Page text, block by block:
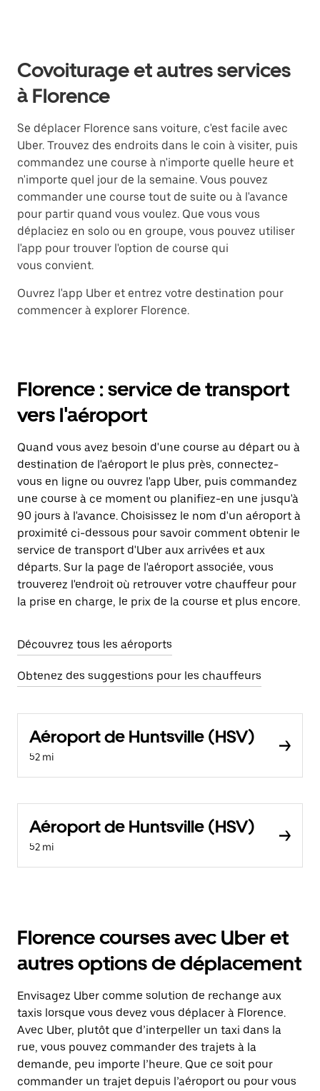
Covoiturage et autres services
à Florence
Se déplacer Florence sans voiture, c'est facile avec
Uber. Trouvez des endroits dans le coin à visiter, puis
commandez une course à n'importe quelle heure et
n'importe quel jour de la semaine. Vous pouvez
commander une course tout de suite ou à l'avance
pour partir quand vous voulez. Que vous vous
déplaciez en solo ou en groupe, vous pouvez utiliser
l'app pour trouver l'option de course qui
vous convient.
Ouvrez l'app Uber et entrez votre destination pour
commencer à explorer Florence.
Florence : service de transport
vers l'aéroport
Quand vous avez besoin d'une course au départ ou à
destination de l'aéroport le plus près, connectez-
vous en ligne ou ouvrez l'app Uber, puis commandez
une course à ce moment ou planifiez-en une jusqu'à
90 jours à l'avance. Choisissez le nom d'un aéroport à
proximité ci-dessous pour savoir comment obtenir le
service de transport d'Uber aux arrivées et aux
départs. Sur la page de l'aéroport associée, vous
trouverez l'endroit où retrouver votre chauffeur pour
la prise en charge, le prix de la course et plus encore.
Découvrez tous les aéroports
Obtenez des suggestions pour les chauffeurs
Aéroport de Huntsville (HSV)
52 mi
Aéroport de Huntsville (HSV)
52 mi
Florence courses avec Uber et
autres options de déplacement
Envisagez Uber comme solution de rechange aux
taxis lorsque vous devez vous déplacer à Florence.
Avec Uber, plutôt que d’interpeller un taxi dans la
rue, vous pouvez commander des trajets à la
demande, peu importe l’heure. Que ce soit pour
commander un trajet depuis l’aéroport ou pour vous